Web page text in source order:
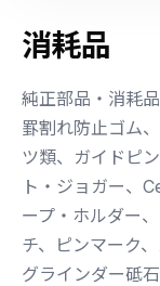
消耗品
純正部品・消耗
罫割れ防止ゴム
ツ類、ガイドピ
ト・ジョガー、
ープ・ホルダー
チ、ピンマーク
グラインダー砥